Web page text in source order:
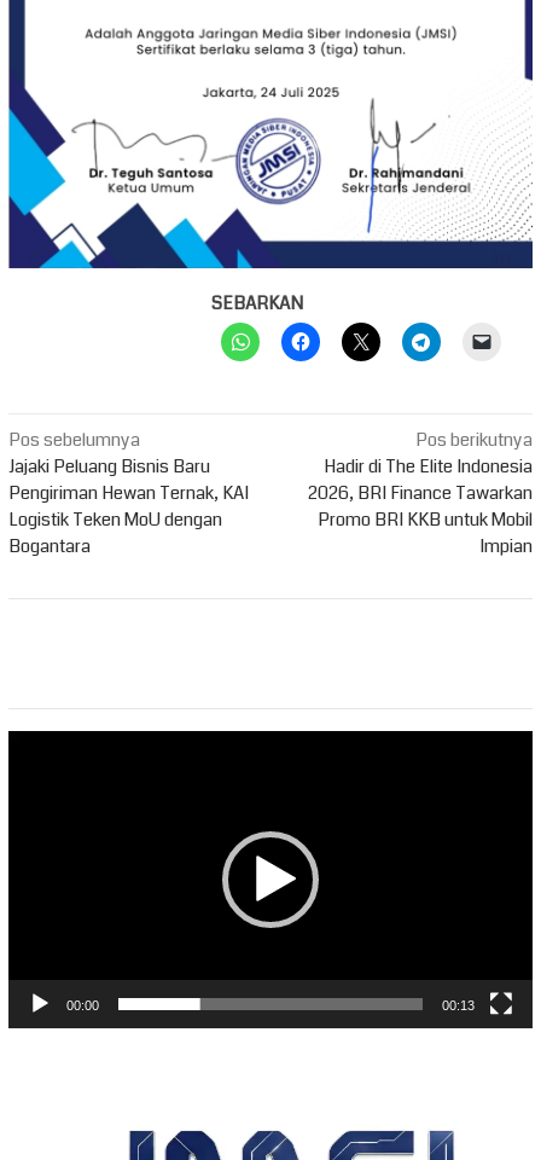
SEBARKAN
Navigasi
pos
Pos sebelumnya
Jajaki Peluang Bisnis Baru
Pengiriman Hewan Ternak, KAI
Logistik Teken MoU dengan
Bogantara
Pos berikutnya
Hadir di The Elite Indonesia
2026, BRI Finance Tawarkan
Promo BRI KKB untuk Mobil
Impian
00:00 00:13